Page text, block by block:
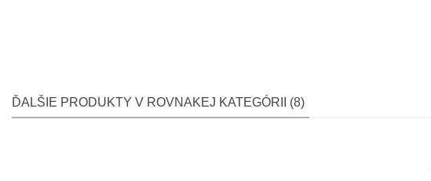
ĎALŠIE PRODUKTY V ROVNAKEJ KATEGÓRII (8)